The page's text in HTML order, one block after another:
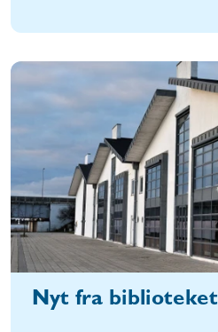
Nyt fra biblioteket